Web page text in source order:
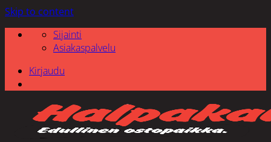
Skip to content
Sijainti
Asiakaspalvelu
Kirjaudu